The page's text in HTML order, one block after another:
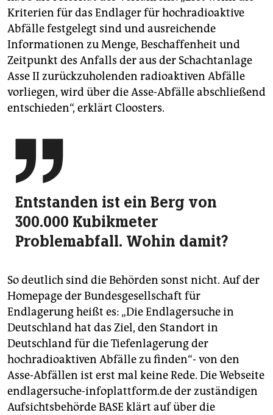
Kriterien für das Endlager für hochradioaktive
Abfälle festgelegt sind und ausreichende
Informationen zu Menge, Beschaffenheit und
Zeitpunkt des Anfalls der aus der Schachtanlage
Asse II zurückzuholenden radioaktiven Abfälle
vorliegen, wird über die Asse-Abfälle abschließend
entschieden“, erklärt Cloosters.

Entstanden ist ein Berg von
300.000 Kubikmeter
Problemabfall. Wohin damit?
So deutlich sind die Behörden sonst nicht. Auf der
Homepage der Bundesgesellschaft für
Endlagerung heißt es: „Die Endlagersuche in
Deutschland hat das Ziel, den Standort in
Deutschland für die Tiefenlagerung der
hochradioaktiven Abfälle zu finden“- von den
Asse-Abfällen ist erst mal keine Rede. Die Webseite
endlagersuche-infoplattform.de der zuständigen
Aufsichtsbehörde BASE klärt auf über die